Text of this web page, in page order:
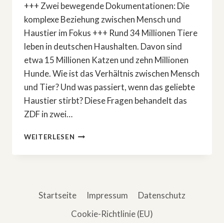
+++ Zwei bewegende Dokumentationen: Die
komplexe Beziehung zwischen Mensch und
Haustier im Fokus +++ Rund 34 Millionen Tiere
leben in deutschen Haushalten. Davon sind
etwa 15 Millionen Katzen und zehn Millionen
Hunde. Wie ist das Verhältnis zwischen Mensch
und Tier? Und was passiert, wenn das geliebte
Haustier stirbt? Diese Fragen behandelt das
ZDF in zwei…
WEITERLESEN »TERRA
HARALD
ÜBER
Startseite Impressum
Datenschutz
Cookie-Richtlinie (EU)